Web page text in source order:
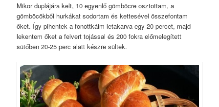
Mikor duplájára kelt, 10 egyenlő gömböcre osztottam, a
gömböcökből hurkákat sodortam és kettesével összefontam
őket. Így pihentek a fonottkáim letakarva egy 20 percet, majd
lekentem őket a felvert tojással és 200 fokra előmelegített
sütőben 20-25 perc alatt készre sültek.